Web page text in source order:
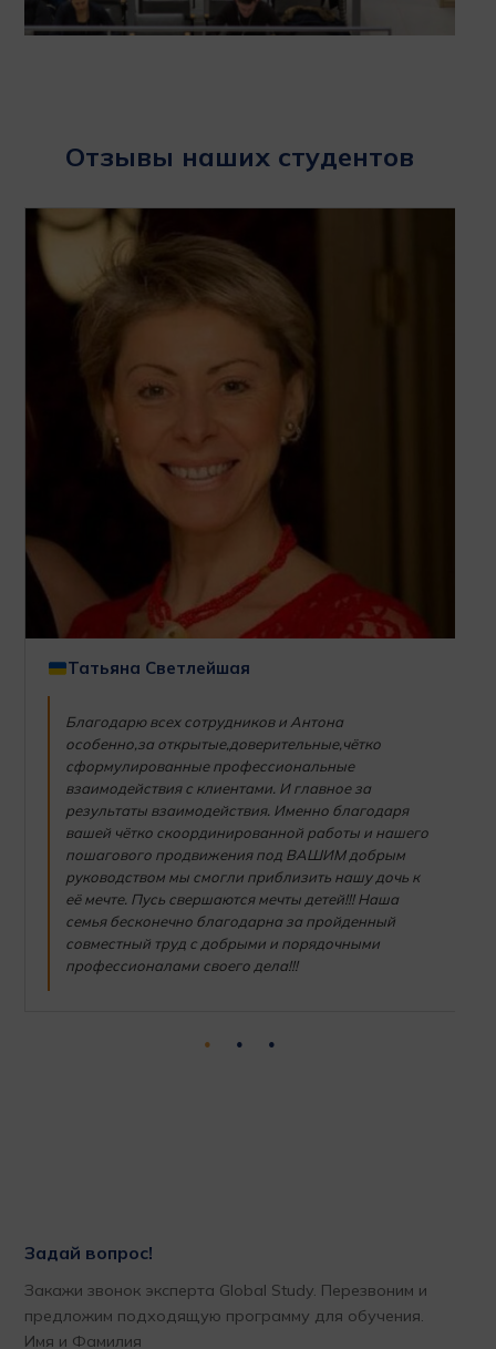
Отзывы наших студентов
Татьяна Светлейшая
Благодарю всех сотрудников и Антона
особенно,за открытые,доверительные,чётко
сформулированные профессиональные
взаимодействия с клиентами. И главное за
результаты взаимодействия. Именно благодаря
вашей чётко скоординированной работы и нашего
пошагового продвижения под ВАШИМ добрым
руководством мы смогли приблизить нашу дочь к
её мечте. Пусь свершаются мечты детей!!! Наша
семья бесконечно благодарна за пройденный
совместный труд с добрыми и порядочными
профессионалами своего дела!!!
Задай вопрос!
Закажи звонок эксперта Global Study. Перезвоним и
предложим подходящую программу для обучения.
Имя и Фамилия